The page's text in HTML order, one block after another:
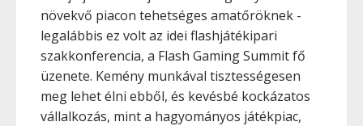
növekvő piacon tehetséges amatőröknek -
legalábbis ez volt az idei flashjátékipari
szakkonferencia, a Flash Gaming Summit fő
üzenete. Kemény munkával tisztességesen
meg lehet élni ebből, és kevésbé kockázatos
vállalkozás, mint a hagyományos játékpiac,